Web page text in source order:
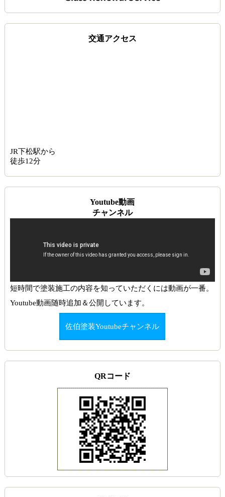
交通アクセス
JR下松駅から
徒歩12分
Youtube動画
チャンネル
短時間で塗装施工の内容を知っていただくには動画が一番。
Youtube動画随時追加＆公開しています。
佐伯塗装Youtubeチャンネル
QRコード